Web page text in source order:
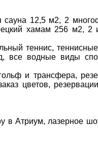
сауна 12,5 м2, 2
хамам 256 м2, 2
теннис,
все водные виды
и трансфера,
цветов,
в Атриум, лазерное